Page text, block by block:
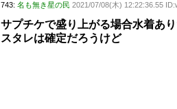
743: 名も無き星の民 2021/07/08(木) 12:22:36.55
サプチケで盛り上がる場合水着あ
スタレは確定だろうけど